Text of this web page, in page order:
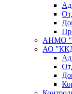
АНМО
АО